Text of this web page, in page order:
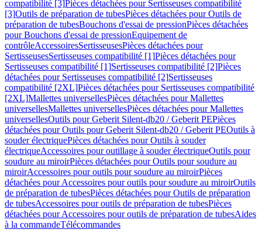
compatibilité [3]Pièces détachées pour Sertisseuses compatibilité
[3]Outils de préparation de tubesPièces détachées pour Outils de
préparation de tubesBouchons d'essai de pressionPièces détachées
pour Bouchons d'essai de pressionEquipement de
contrôleAccessoiresSertisseusesPièces détachées pour
SertisseusesSertisseuses compatibilité [1]Pièces détachées pour
Sertisseuses compatibilité [1]Sertisseuses compatibilité [2]Pièces
détachées pour Sertisseuses compatibilité [2]Sertisseuses
compatibilité [2XL]Pièces détachées pour Sertisseuses compatibilité
[2XL]Mallettes universellesPièces détachées pour Mallettes
universellesMallettes universellesPièces détachées pour Mallettes
universellesOutils pour Geberit Silent-db20 / Geberit PEPièces
détachées pour Outils pour Geberit Silent-db20 / Geberit PEOutils à
souder électriquePièces détachées pour Outils à souder
électriqueAccessoires pour outillage à souder électriqueOutils pour
soudure au miroirPièces détachées pour Outils pour soudure au
miroirAccessoires pour outils pour soudure au miroirPièces
détachées pour Accessoires pour outils pour soudure au miroirOutils
de préparation de tubesPièces détachées pour Outils de préparation
de tubesAccessoires pour outils de préparation de tubesPièces
détachées pour Accessoires pour outils de préparation de tubesAides
à la commandeTélécommandes